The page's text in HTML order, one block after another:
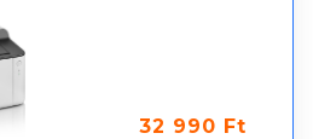
32 990 Ft